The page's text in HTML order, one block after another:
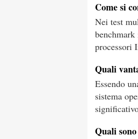
Come si
Nei test
processori
Quali
Essendo
sistema
Quali